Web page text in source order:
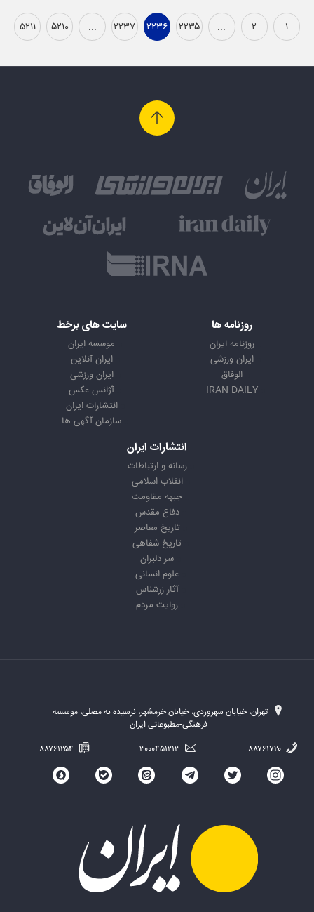
۱ ۲ ... ۲۲۳۵ ۲۲۳۶ ۲۲۳۷ ... ۵۲۱۰ ۵۲۱۱
روزنامه ها
روزنامه ایران
ایران ورزشی
الوفاق
IRAN DAILY
سایت های برخط
موسسه ایران
ایران آنلاین
ایران ورزشی
آژانس عکس
انتشارات ایران
سازمان آگهی ها
انتشارات ایران
رسانه و ارتباطات
انقلاب اسلامی
جبهه مقاومت
دفاع مقدس
تاریخ معاصر
تاریخ شفاهی
سر دلبران
علوم انسانی
آثار زرشناس
روایت مردم
تهران، خیابان سهروردی، خیابان خرمشهر، نرسیده به مصلی، موسسه
فرهنگی-مطبوعاتی ایران